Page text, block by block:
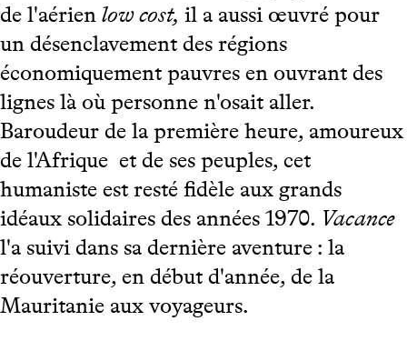
de l'aérien low cost, il a aussi œuvré pour
un désenclavement des régions
économiquement pauvres en ouvrant des
lignes là où personne n'osait aller.
Baroudeur de la première heure, amoureux
de l'Afrique et de ses peuples, cet
humaniste est resté fidèle aux grands
idéaux solidaires des années 1970. Vacance
l'a suivi dans sa dernière aventure : la
réouverture, en début d'année, de la
Mauritanie aux voyageurs.